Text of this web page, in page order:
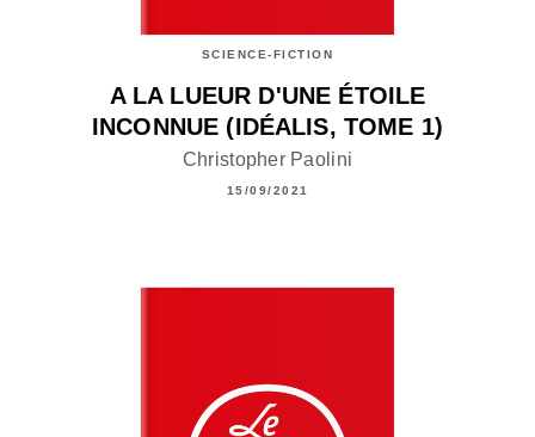
SCIENCE-FICTION
A LA LUEUR D'UNE ÉTOILE
INCONNUE (IDÉALIS, TOME 1)
Christopher Paolini
15/09/2021